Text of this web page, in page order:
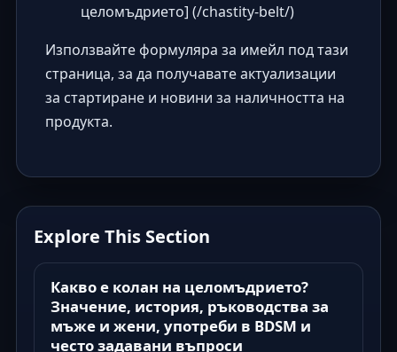
целомъдрието] (/chastity-belt/)
Използвайте формуляра за имейл под тази
страница, за да получавате актуализации
за стартиране и новини за наличността на
продукта.
Explore This Section
Какво е колан на целомъдрието?
Значение, история, ръководства за
мъже и жени, употреби в BDSM и
често задавани въпроси